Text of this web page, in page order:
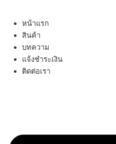
หน้าแรก
สินค้า
บทความ
แจ้งชำระเงิน
ติดต่อเรา